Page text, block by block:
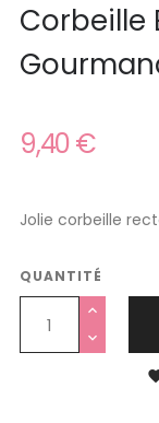
Corbeille
9,40 €
Jolie corbeille
QUANTITÉ